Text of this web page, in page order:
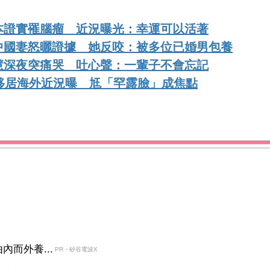
證實罹腦瘤 近況曝光：幸運可以活著
國妻怒曬證據 她反咬：被多位已婚男包養
深夜突痛哭 吐心聲：一輩子不會忘記
居海外近況曝 尪「罕露臉」成焦點
而外養... PR・矽谷電波X